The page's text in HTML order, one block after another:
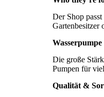
Der Shop
Gartenbesitzer
Die große
Pumpen für
Qualität &